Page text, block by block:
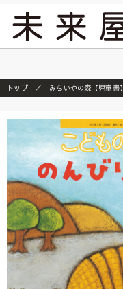
トップ みらいやの森【児童書】